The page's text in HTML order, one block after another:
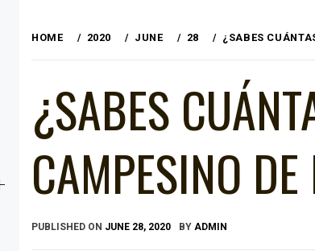
HOME 2020 JUNE 28 ¿SABES
¿SABES
CAMPESINO
PUBLISHED ON JUNE 28, 2020 BY ADMIN